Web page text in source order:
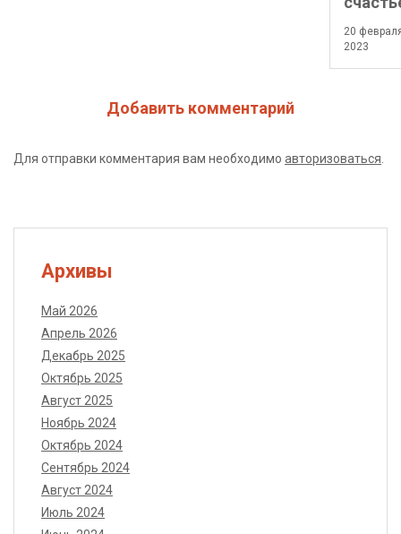
20
2023
Добавить комментарий
Для отправки комментария вам необходимо авторизоваться
Архивы
Май 2026
Апрель 2026
Декабрь 2025
Октябрь 2025
Август 2025
Ноябрь 2024
Октябрь 2024
Сентябрь 2024
Август 2024
Июль 2024